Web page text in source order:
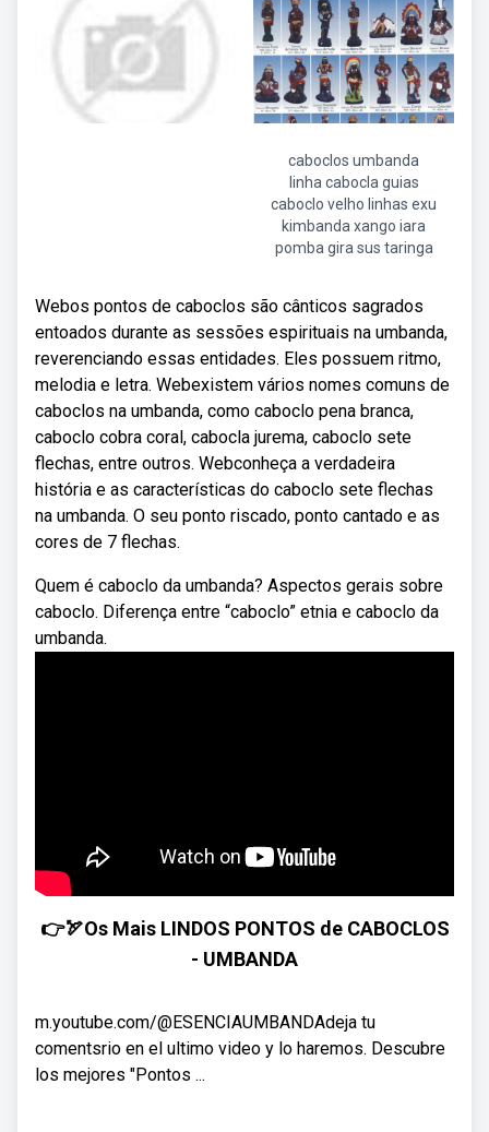
caboclos umbanda
linha cabocla guias
caboclo velho linhas exu
kimbanda xango iara
pomba gira sus taringa
Webos pontos de caboclos são cânticos sagrados
entoados durante as sessões espirituais na umbanda,
reverenciando essas entidades. Eles possuem ritmo,
melodia e letra. Webexistem vários nomes comuns de
caboclos na umbanda, como caboclo pena branca,
caboclo cobra coral, cabocla jurema, caboclo sete
flechas, entre outros. Webconheça a verdadeira
história e as características do caboclo sete flechas
na umbanda. O seu ponto riscado, ponto cantado e as
cores de 7 flechas.
Quem é caboclo da umbanda? Aspectos gerais sobre
caboclo. Diferença entre “caboclo” etnia e caboclo da
umbanda.
👉🏹Os Mais LINDOS PONTOS de CABOCLOS
- UMBANDA
m.youtube.com/@ESENCIAUMBANDAdeja tu
comentsrio en el ultimo video y lo haremos. Descubre
los mejores "Pontos ...